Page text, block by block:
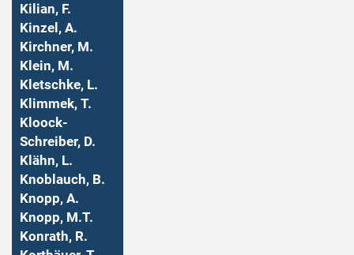
Kilian, F.
Kinzel, A.
Kirchner, M.
Klein, M.
Kletschke, L.
Klimmek, T.
Kloock-
Schreiber, D.
Klähn, L.
Knoblauch, B.
Knopp, A.
Knopp, M.T.
Konrath, R.